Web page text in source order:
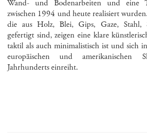
Wand- und Bodenarbeiten und eine
zwischen 1994 und heute realisiert
die aus Holz, Blei, Gips, Gaze, Stahl,
gefertigt sind, zeigen eine klare
taktil als auch minimalistisch ist und sich
europäischen und amerikanischen
Jahrhunderts einreiht.